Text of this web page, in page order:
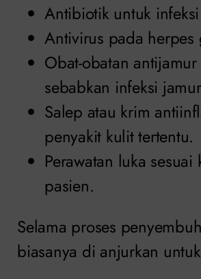
Antibiotik untuk
Antivirus pada herpes
Obat-obatan
sebabkan infeksi
Salep atau krim
penyakit kulit tertentu.
Perawatan luka sesuai
pasien.
Selama proses
biasanya di anjurkan